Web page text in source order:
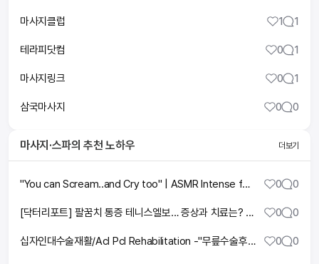
마사지클럽 1 1
테라피닷컴 0 1
마사지링크 0 1
삼국마사지 0 0
마사지·스파의 추천 노하우 더보기
"You can Scream..and Cry too" | ASMR Intense full body massage by Alyona 0 0
[닥터리포트] 팔꿈치 통증 테니스엘보… 증상과 치료는? ㅣTBC뉴스 0 0
십자인대수술재활/Acl Pcl Rehabilitation -"무릎수술후재활" 0 0